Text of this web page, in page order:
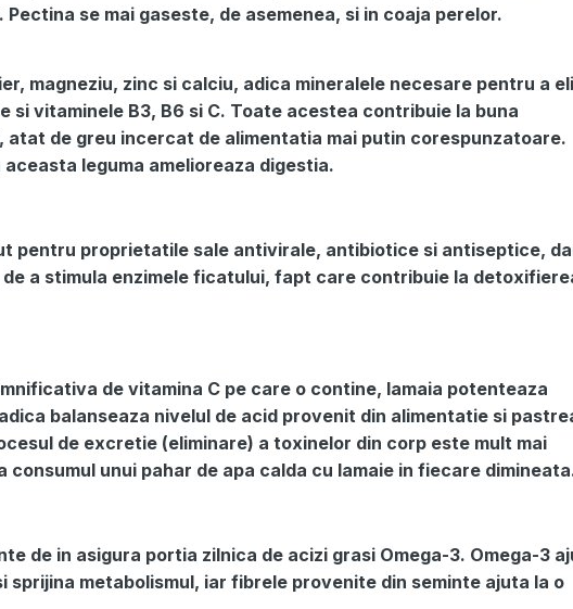
se mai gaseste, de asemenea, si in coaja perelor.
magneziu, zinc si calciu, adica mineralele necesare pentru a
si vitaminele B3, B6 si C. Toate acestea contribuie la buna
de greu incercat de alimentatia mai putin corespunzatoare.
leguma amelioreaza digestia.
pentru proprietatile sale antivirale, antibiotice si antiseptice,
a stimula enzimele ficatului, fapt care contribuie la
de vitamina C pe care o contine, lamaia potenteaza
balanseaza nivelul de acid provenit din alimentatie si
de excretie (eliminare) a toxinelor din corp este mult mai
consumul unui pahar de apa calda cu lamaie in fiecare
de in asigura portia zilnica de acizi grasi Omega-3. Omega-3
sprijina metabolismul, iar fibrele provenite din seminte ajuta la o